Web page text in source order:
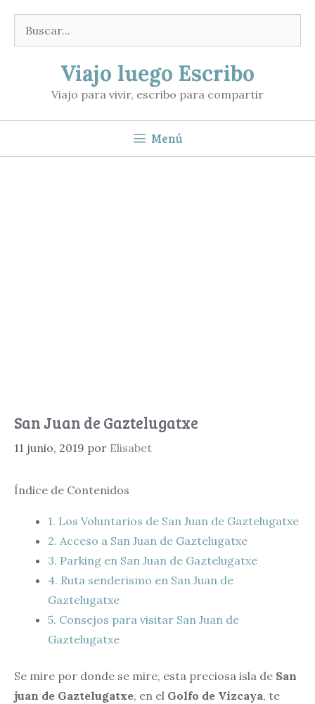
contenido
Buscar:
Viajo luego Escribo
Viajo para vivir, escribo para compartir
Menú
San Juan de Gaztelugatxe
11 junio, 2019 por Elisabet
Índice de Contenidos
1. Los Voluntarios de San Juan de Gaztelugatxe
2. Acceso a San Juan de Gaztelugatxe
3. Parking en San Juan de Gaztelugatxe
4. Ruta senderismo en San Juan de
Gaztelugatxe
5. Consejos para visitar San Juan de
Gaztelugatxe
Se mire por donde se mire, esta preciosa isla de San
juan de Gaztelugatxe, en el Golfo de Vizcaya, te